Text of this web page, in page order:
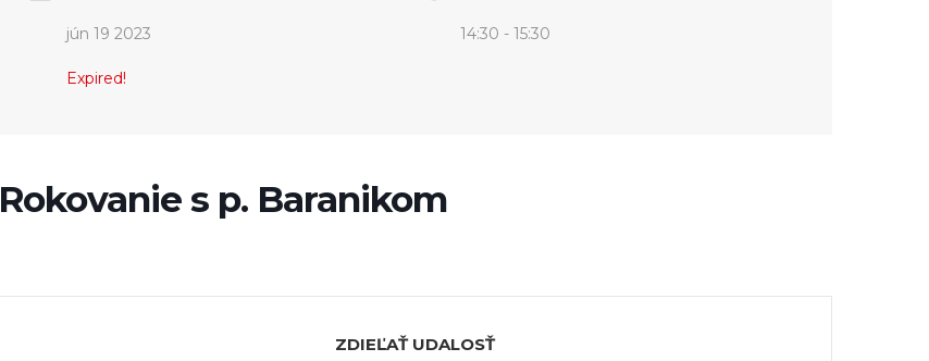
jún 19 2023
Expired!
14:30 - 15:30
Rokovanie s p. Baranikom
ZDIEĽAŤ UDALOSŤ